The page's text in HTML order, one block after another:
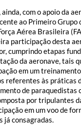
com o apoio da
ao Primeiro Grupo
Aérea Brasileira
participação desta
cumprindo etapas
da aeronave, tais
em um
referentes às práticas
de paraquedistas
por tripulantes
em um voo de
já consagradas.